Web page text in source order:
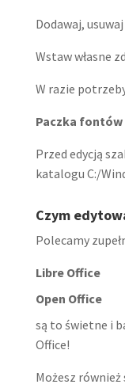
Dodawaj,
Wstaw własne
W razie
Paczka
Przed edycją
katalogu C:/
Czym
Polecamy
Libre Office
Open Office
są to świetne i
Office!
Możesz